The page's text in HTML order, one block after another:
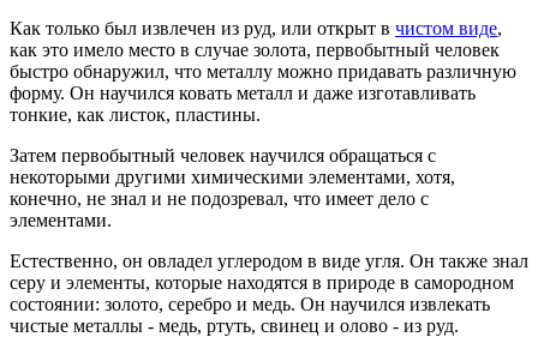
Как только был извлечен из руд, или открыт в чистом виде,
как это имело место в случае золота, первобытный человек
быстро обнаружил, что металлу можно придавать различную
форму. Он научился ковать металл и даже изготавливать
тонкие, как листок, пластины.
Затем первобытный человек научился обращаться с
некоторыми другими химическими элементами, хотя,
конечно, не знал и не подозревал, что имеет дело с
элементами.
Естественно, он овладел углеродом в виде угля. Он также знал
серу и элементы, которые находятся в природе в самородном
состоянии: золото, серебро и медь. Он научился извлекать
чистые металлы - медь, ртуть, свинец и олово - из руд.